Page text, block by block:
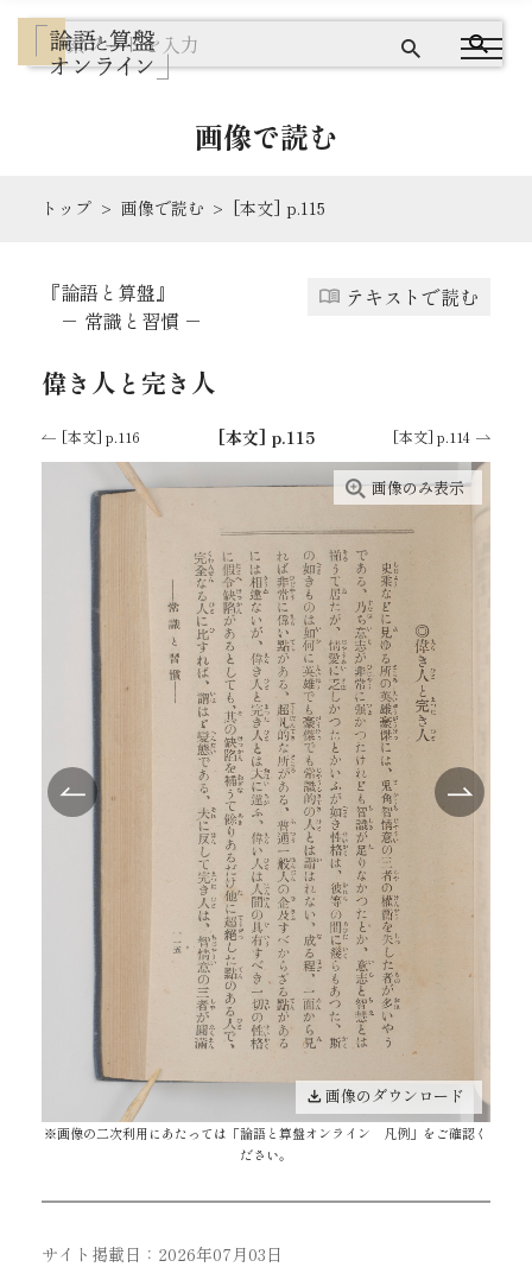
テキストで読む
ワードクラウドで探す
TEI/XML公開
オンライン凡例
このサイトについて
サイトマップ
画像で読む
トップ 画像で読む [本文] p.115
『論語と算盤』
－ 常識と習慣 －
テキストで読む
偉き人と完き人
[本文] p.116 [本文] p.115 [本文] p.114
画像のみ表示
画像のダウンロード
※画像の二次利用にあたっては「論語と算盤オンライン 凡例 」をご確認く
ださい。
サイト掲載日：2026年07月03日